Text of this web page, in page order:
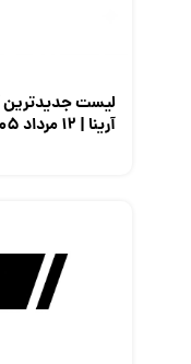
لیست جدیدترین
آرینا | ۱۲ مرداد ۱۴۰۵